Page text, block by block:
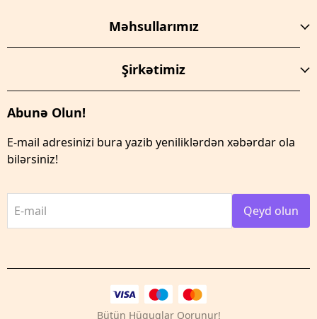
Məhsullarımız
Şirkətimiz
Abunə Olun!
E-mail adresinizi bura yazib yeniliklərdən xəbərdar ola
bilərsiniz!
E-mail Qeyd olun
Bütün Hüquqlar Qorunur!